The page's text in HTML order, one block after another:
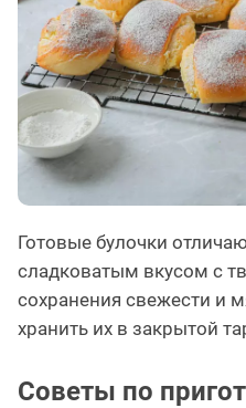
Готовые булочки
сладковатым вкусом с
сохранения свежести и
хранить их в закрытой
Советы по